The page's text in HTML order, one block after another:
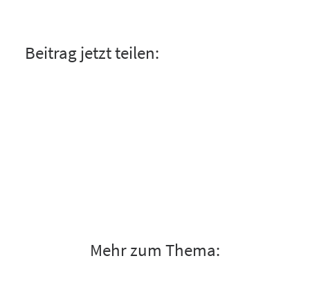
Beitrag jetzt teilen:
Mehr zum Thema: